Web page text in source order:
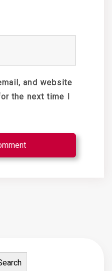
and website
the next time I